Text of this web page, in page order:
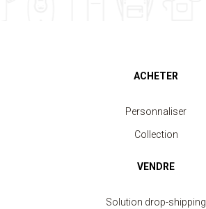
ACHETER
Personnaliser
Collection
VENDRE
Solution drop-shipping